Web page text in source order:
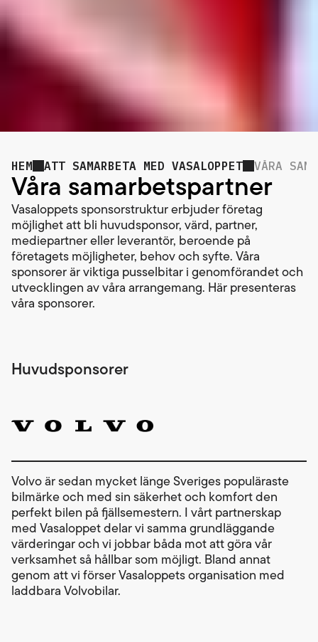
HEM ATT SAMARBETA MED VASALOPPET VÅRA
Våra samarbetspartner
Vasaloppets sponsorstruktur erbjuder företag
möjlighet att bli huvudsponsor, värd, partner,
mediepartner eller leverantör, beroende på
företagets möjligheter, behov och syfte. Våra
sponsorer är viktiga pusselbitar i genomförandet och
utvecklingen av våra arrangemang. Här presenteras
våra sponsorer.
Huvudsponsorer
Volvo är sedan mycket länge Sveriges populäraste
bilmärke och med sin säkerhet och komfort den
perfekt bilen på fjällsemestern. I vårt partnerskap
med Vasaloppet delar vi samma grundläggande
värderingar och vi jobbar båda mot att göra vår
verksamhet så hållbar som möjligt. Bland annat
genom att vi förser Vasaloppets organisation med
laddbara Volvobilar.